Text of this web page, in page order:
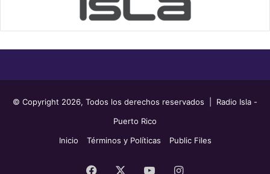
© Copyright 2026, Todos los derechos reservados | Radio Isla -
Puerto Rico
Inicio
Términos y Políticas Public Files
Facebook YouTubeInstagram